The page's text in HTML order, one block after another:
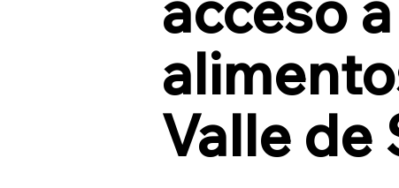
Valle de